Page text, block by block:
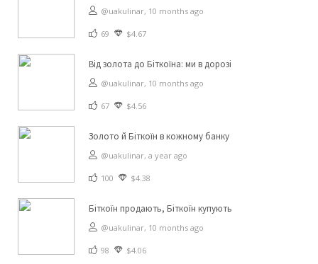
@uakulinar, 10 months ago
69 $4.67
Від золота до Біткоїна: ми в дорозі
@uakulinar, 10 months ago
67 $4.56
Золото й Біткоїн в кожному банку
@uakulinar, a year ago
100 $4.38
Біткоїн продають, Біткоїн купують
@uakulinar, 10 months ago
98 $4.06